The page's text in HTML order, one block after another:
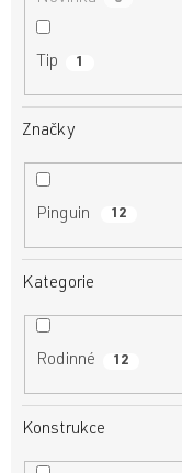
Tip 1
Značky
Pinguin 12
Kategorie
Rodinné 12
Konstrukce